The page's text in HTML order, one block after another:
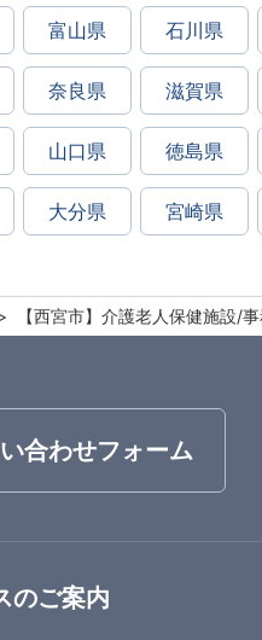
富山県 石川県
奈良県 滋賀県
山口県 徳島県
大分県 宮崎県
【西宮市】介護老人保健施設/
合わせフォーム
のご案内